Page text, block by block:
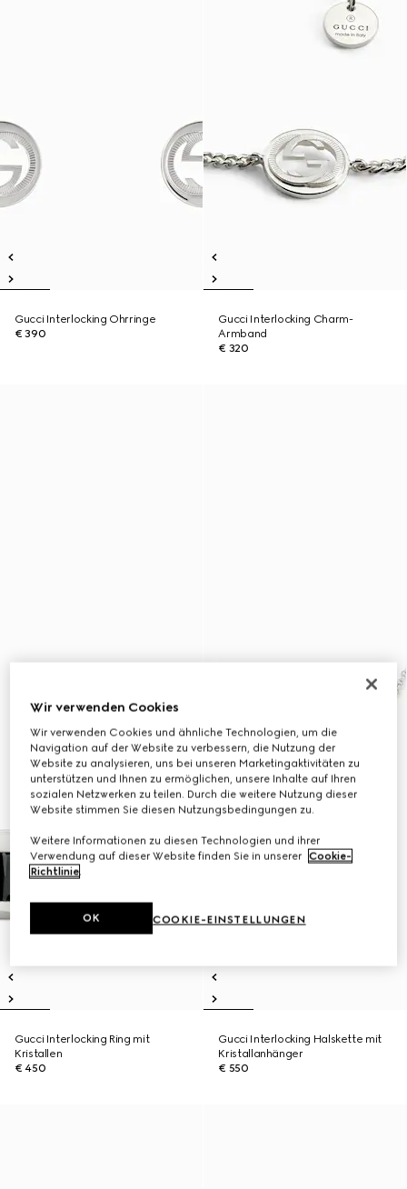
Gucci Interlocking Ohrringe
€ 390
Gucci Interlocking Charm-
Armband
€ 320
Gucci Interlocking Ring mit
Kristallen
€ 450
Gucci Interlocking Halskette mit
Kristallanhänger
€ 550
Wir verwenden Cookies
Wir verwenden Cookies und ähnliche Technologien, um die
Navigation auf der Website zu verbessern, die Nutzung der
Website zu analysieren, uns bei unseren Marketingaktivitäten zu
unterstützen und Ihnen zu ermöglichen, unsere Inhalte auf Ihren
sozialen Netzwerken zu teilen. Durch die weitere Nutzung dieser
Website stimmen Sie diesen Nutzungsbedingungen zu.
Weitere Informationen zu diesen Technologien und ihrer
Verwendung auf dieser Website finden Sie in unserer Cookie-
Richtlinie.
COOKIE-EINSTELLUNGEN
OK